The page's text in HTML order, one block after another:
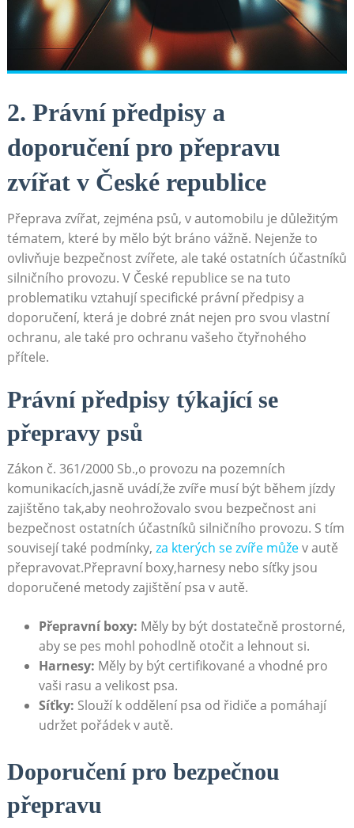
2. Právní předpisy a
doporučení ⁤pro ‍přepravu
zvířat v České republice
Přeprava zvířat, ⁢zejména psů, v automobilu je důležitým⁣
tématem, které by mělo⁢ být​ bráno vážně. ⁢Nejenže to
ovlivňuje bezpečnost​ zvířete, ale také ostatních účastníků‍
silničního ⁤provozu. ⁤V České⁣ republice se na tuto
problematiku‍ vztahují specifické právní předpisy a‍
doporučení,⁤ která je dobré znát nejen pro svou vlastní
ochranu, ale ⁣také‍ pro ochranu‍ vašeho ​čtyřnohého
přítele.
Právní předpisy ⁣týkající se ​
přepravy psů
Zákon⁣ č. 361/2000 Sb.,o provozu ​na ⁤pozemních
komunikacích,jasně uvádí,že zvíře musí být⁣ během jízdy
zajištěno tak,aby neohrožovalo ⁢svou bezpečnost ⁤ani
bezpečnost ostatních účastníků silničního provozu. ‌S tím
souvisejí také podmínky, za kterých se zvíře můžev​ autě
přepravovat.Přepravní boxy,harnesy nebo síťky jsou
doporučené ⁣metody ‍zajištění psa ⁣v⁢ autě.
Přepravní boxy: Měly by ⁢být dostatečně prostorné,
aby se pes mohl pohodlně​ otočit a lehnout ⁣si.
Harnesy: Měly ​by být certifikované a vhodné pro
vaši rasu a velikost⁣ psa.
Síťky: ⁢Slouží k oddělení psa⁤ od řidiče a pomáhají
udržet pořádek v autě.
Doporučení pro bezpečnou⁤
přepravu